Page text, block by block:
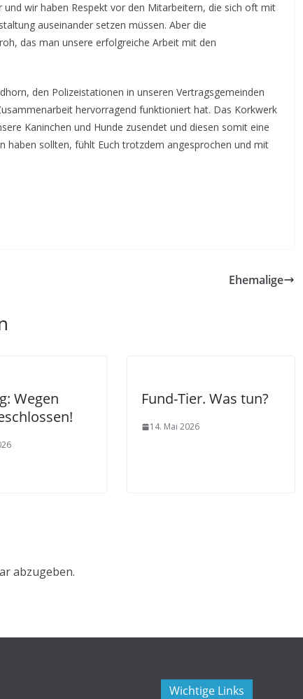
wir haben Respekt vor den Mitarbeitern, die sich oft mit
auseinander setzen müssen. Aber die
das man unsere erfolgreiche Arbeit mit den
den Polizeistationen in unseren Vertragsgemeinden
hervorragend funktioniert hat. Das Korkwerk
Kaninchen und Hunde zusendet und diesen somit eine
haben sollten, fühlt Euch trotzdem angesprochen und mit
Ehemalige
Wegen
Fund-Tier. Was tun?
14. Mai 2026
abzugeben.
Wichtige Links